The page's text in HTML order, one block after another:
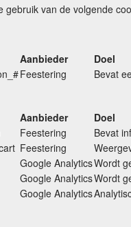
gebruik van de volgende
Aanbieder Doel
Feestering Bevat
Aanbieder Doel
Feestering Bevat
Feestering
Google AnalyticsWordt
Google AnalyticsWordt
Google Analytics